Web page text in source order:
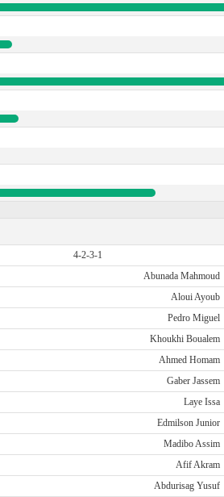
4-2-3-1
Abunada Mahmoud
Aloui Ayoub
Pedro Miguel
Khoukhi Boualem
Ahmed Homam
Gaber Jassem
Laye Issa
Edmilson Junior
Madibo Assim
Afif Akram
Abdurisag Yusuf